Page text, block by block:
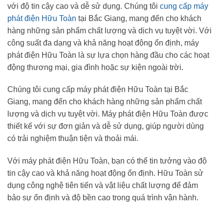
với độ tin cậy cao và dễ sử dụng. Chúng tôi cung cấp máy
phát điện Hữu Toàn tại Bắc Giang, mang đến cho khách
hàng những sản phẩm chất lượng và dịch vụ tuyệt vời. Với
công suất đa dạng và khả năng hoạt động ổn định, máy
phát điện Hữu Toàn là sự lựa chọn hàng đầu cho các hoạt
động thương mại, gia đình hoặc sự kiện ngoài trời.
Chúng tôi cung cấp máy phát điện Hữu Toàn tại Bắc
Giang, mang đến cho khách hàng những sản phẩm chất
lượng và dịch vụ tuyệt vời. Máy phát điện Hữu Toàn được
thiết kế với sự đơn giản và dễ sử dụng, giúp người dùng
có trải nghiệm thuận tiện và thoải mái.
Với máy phát điện Hữu Toàn, bạn có thể tin tưởng vào độ
tin cậy cao và khả năng hoạt động ổn định. Hữu Toàn sử
dụng công nghệ tiên tiến và vật liệu chất lượng để đảm
bảo sự ổn định và độ bền cao trong quá trình vận hành.